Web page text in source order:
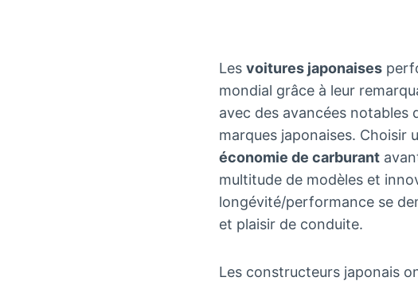
Les voitures japonaises
mondial grâce à leur
avec des avancées notables
marques japonaises. Choisir
économie de carburant
multitude de modèles et
longévité/performance se
et plaisir de conduite.
Les constructeurs japonais